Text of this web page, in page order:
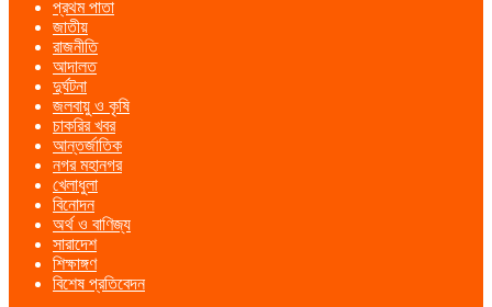
Menu
প্রথম পাতা
জাতীয়
রাজনীতি
আদালত
দুর্ঘটনা
জলবায়ু ও কৃষি
চাকরির খবর
আন্তর্জাতিক
নগর মহানগর
খেলাধুলা
বিনোদন
অর্থ ও বাণিজ্য
সারাদেশ
শিক্ষাঙ্গণ
বিশেষ প্রতিবেদন